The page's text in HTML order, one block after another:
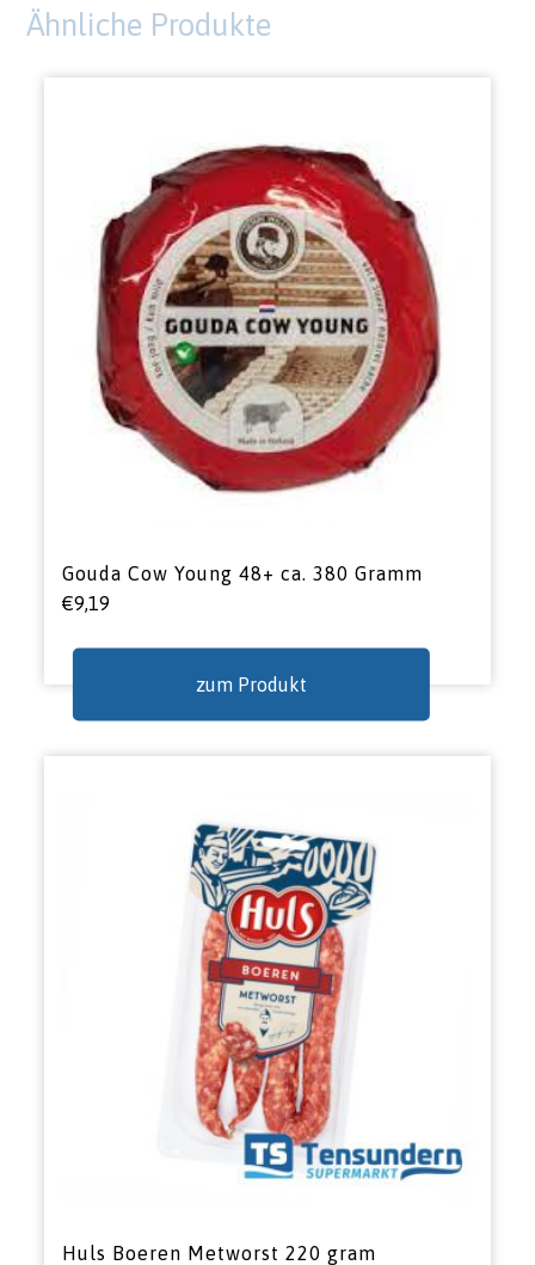
Ähnliche Produkte
Gouda Cow Young 48+ ca. 380 Gramm
€9,19
zum Produkt
Huls Boeren Metworst 220 gram